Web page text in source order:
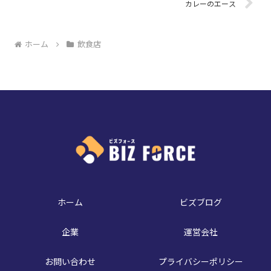
カレーのエース
ホーム 飲食店
ホーム ビズブログ
企業 運営会社
お問い合わせ プライバシーポリシー